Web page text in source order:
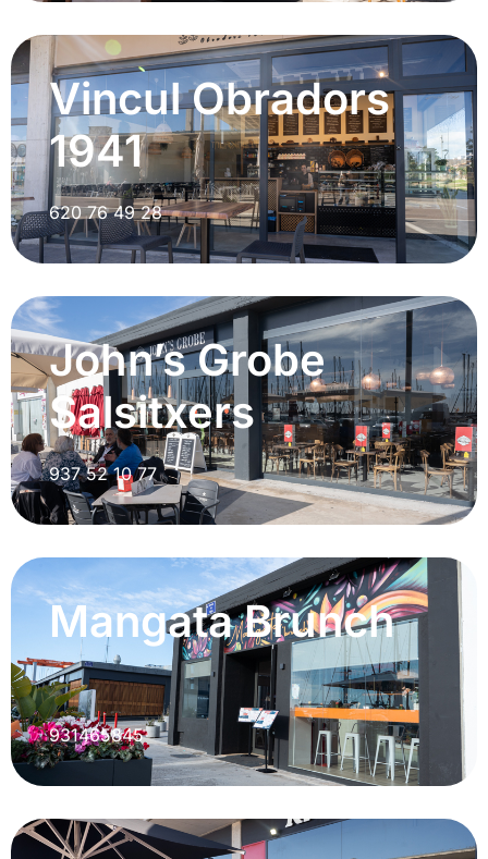
Vincul Obradors
1941
620 76 49 28
John’s Grobe
Salsitxers
937 52 10 77
Mangata Brunch
931465845